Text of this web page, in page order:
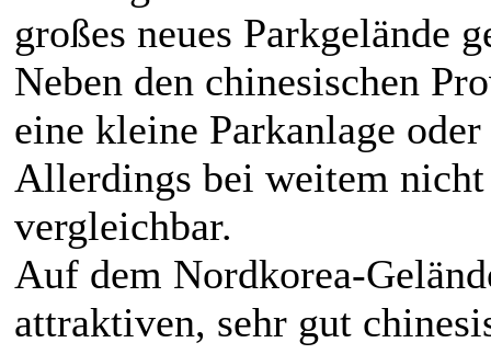
großes neues Parkgelände
Neben den chinesischen
eine kleine Parkanlage
Allerdings bei weitem
vergleichbar.
Auf dem Nordkorea-
attraktiven, sehr gut